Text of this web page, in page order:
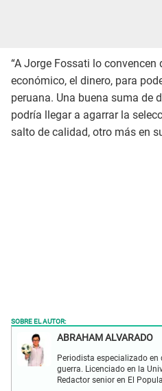
“A Jorge Fossati lo convencen
económico, el dinero, para
peruana. Una buena suma de
podría llegar a agarrar la
salto de calidad, otro más en
SOBRE EL AUTOR:
ABRAHAM ALVARADO
Periodista especializado en
guerra. Licenciado en la
Redactor senior en El